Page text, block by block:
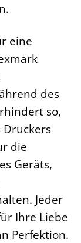
eine
des
so,
Druckers
die
Geräts,
Jeder
Ihre Liebe
Perfektion.